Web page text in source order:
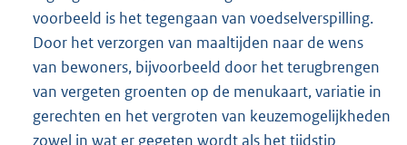
voorbeeld is het tegengaan van voedselverspilling.
Door het verzorgen van maaltijden naar de wens
van bewoners, bijvoorbeeld door het terugbrengen
van vergeten groenten op de menukaart, variatie in
gerechten en het vergroten van keuzemogelijkheden
zowel in wat er gegeten wordt als het tijdstip